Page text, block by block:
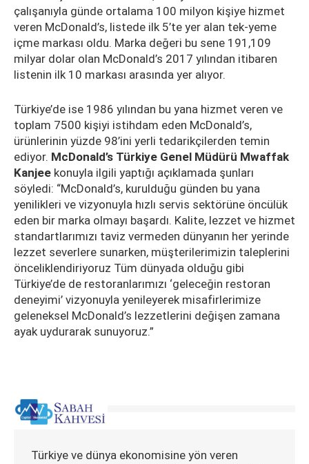
çalışanıyla günde ortalama 100 milyon kişiye hizmet
veren McDonald’s, listede ilk 5’te yer alan tek-yeme
içme markası oldu. Marka değeri bu sene 191,109
milyar dolar olan McDonald’s 2017 yılından itibaren
listenin ilk 10 markası arasında yer alıyor.
Türkiye’de ise 1986 yılından bu yana hizmet veren ve
toplam 7500 kişiyi istihdam eden McDonald’s,
ürünlerinin yüzde 98’ini yerli tedarikçilerden temin
ediyor. McDonald’s Türkiye Genel Müdürü Mwaffak
Kanjee konuyla ilgili yaptığı açıklamada şunları
söyledi: “McDonald’s, kurulduğu günden bu yana
yenilikleri ve vizyonuyla hızlı servis sektörüne öncülük
eden bir marka olmayı başardı. Kalite, lezzet ve hizmet
standartlarımızı taviz vermeden dünyanın her yerinde
lezzet severlere sunarken, müşterilerimizin taleplerini
önceliklendiriyoruz Tüm dünyada olduğu gibi
Türkiye’de de restoranlarımızı ‘geleceğin restoran
deneyimi’ vizyonuyla yenileyerek misafirlerimize
geleneksel McDonald’s lezzetlerini değişen zamana
ayak uydurarak sunuyoruz.”
Türkiye ve dünya ekonomisine yön veren